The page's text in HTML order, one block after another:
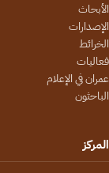
الأبحاث
الإصدارات
الخرائط
فعاليات
عمران في الإعلام
الباحثون
المركز